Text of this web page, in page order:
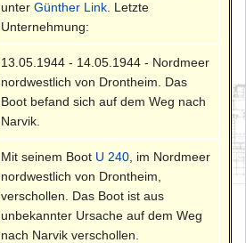
unterGünther Link . Letzte
Unternehmung:
13.05.1944 - 14.05.1944 - Nordmeer
nordwestlich von Drontheim. Das
Boot befand sich auf dem Weg nach
Narvik.
Mit seinem Boot U 240 , im Nordmeer
nordwestlich von Drontheim,
verschollen. Das Boot ist aus
unbekannter Ursache auf dem Weg
nach Narvik verschollen.